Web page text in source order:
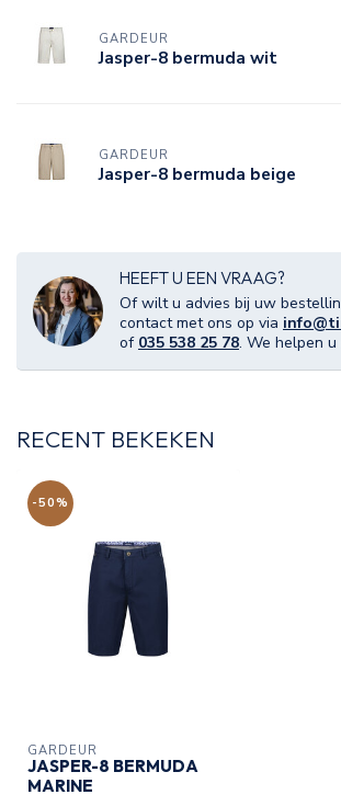
GARDEUR
Jasper-8 bermuda wit
GARDEUR
Jasper-8 bermuda beige
HEEFT U EEN VRAAG?
Of wilt u advies bij uw
contact met ons op via
of 035 538 25 78. We helpen u
RECENT BEKEKEN
-50%
GARDEUR
JASPER-8 BERMUDA
MARINE